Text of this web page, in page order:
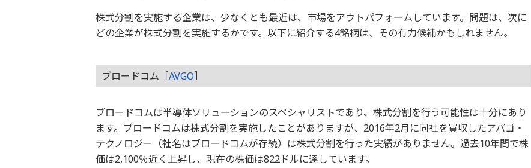
株式分割を実施する企業は、少なくとも最近は、市場をアウトパフォームしています。問題は、次に
どの企業が株式分割を実施するかです。以下に紹介する4銘柄は、その有力候補かもしれません。
ブロードコム［AVGO］
ブロードコムは半導体ソリューションのスペシャリストであり、株式分割を行う可能性は十分にあり
ます。ブロードコムは株式分割を実施したことがありますが、2016年2月に同社を買収したアバゴ・
テクノロジー（社名はブロードコムが存続）は株式分割を行った実績がありません。過去10年間で株
価は2,100％近く上昇し、現在の株価は822ドルに達しています。